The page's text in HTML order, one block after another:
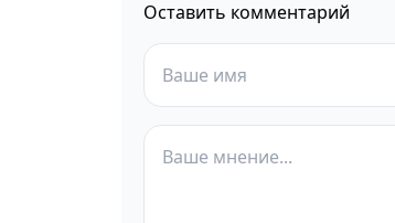
Оставить комментарий